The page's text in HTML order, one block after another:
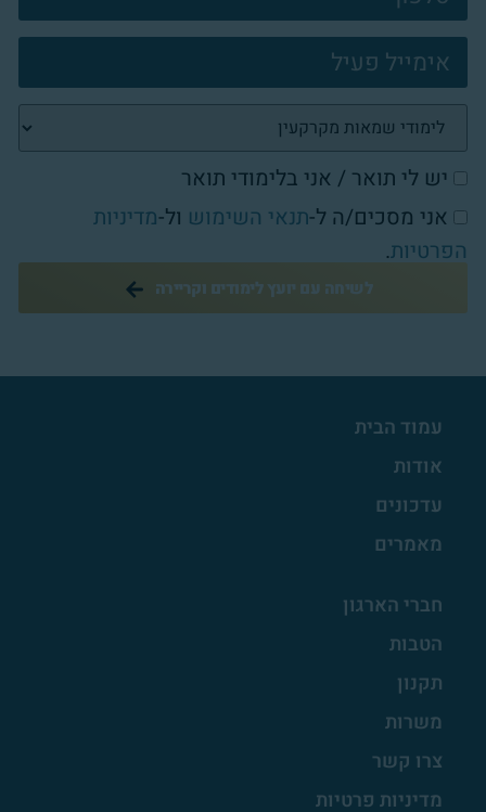
יש לי תואר / אני בלימודי תואר
אני מסכים/ה ל-תנאי השימוש ול-מדיניות
הפרטיות.
לשיחה עם יועץ לימודים וקריירה
עמוד הבית
אודות
עדכונים
מאמרים
חברי הארגון
הטבות
תקנון
משרות
צרו קשר
מדיניות פרטיות